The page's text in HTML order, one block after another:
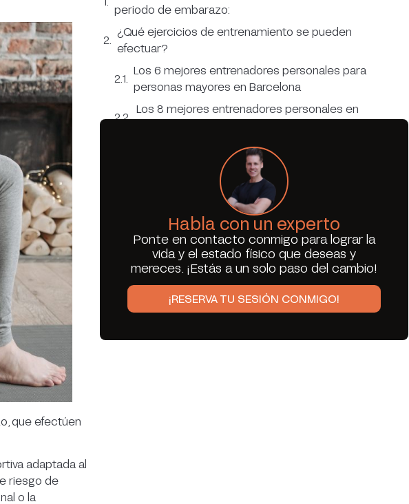
que efectúen
adaptada al
riesgo de
o la
periodo de embarazo:
¿Qué ejercicios de entrenamiento se pueden
efectuar?
Los 6 mejores entrenadores personales para
personas mayores en Barcelona
Los 8 mejores entrenadores personales en
Ejercicios de pierna en gimnasio: guía completa
con técnica y errores comunes
Habla con un experto
Ponte en contacto conmigo para lograr la
vida y el estado físico que deseas y
mereces. ¡Estás a un solo paso del cambio!
¡RESERVA TU SESIÓN CONMIGO!